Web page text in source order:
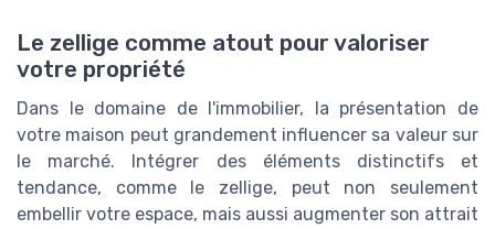
Le zellige comme atout pour valoriser
votre propriété
Dans le domaine de l'immobilier, la présentation de
votre maison peut grandement influencer sa valeur sur
le marché. Intégrer des éléments distinctifs et
tendance, comme le zellige, peut non seulement
embellir votre espace, mais aussi augmenter son attrait